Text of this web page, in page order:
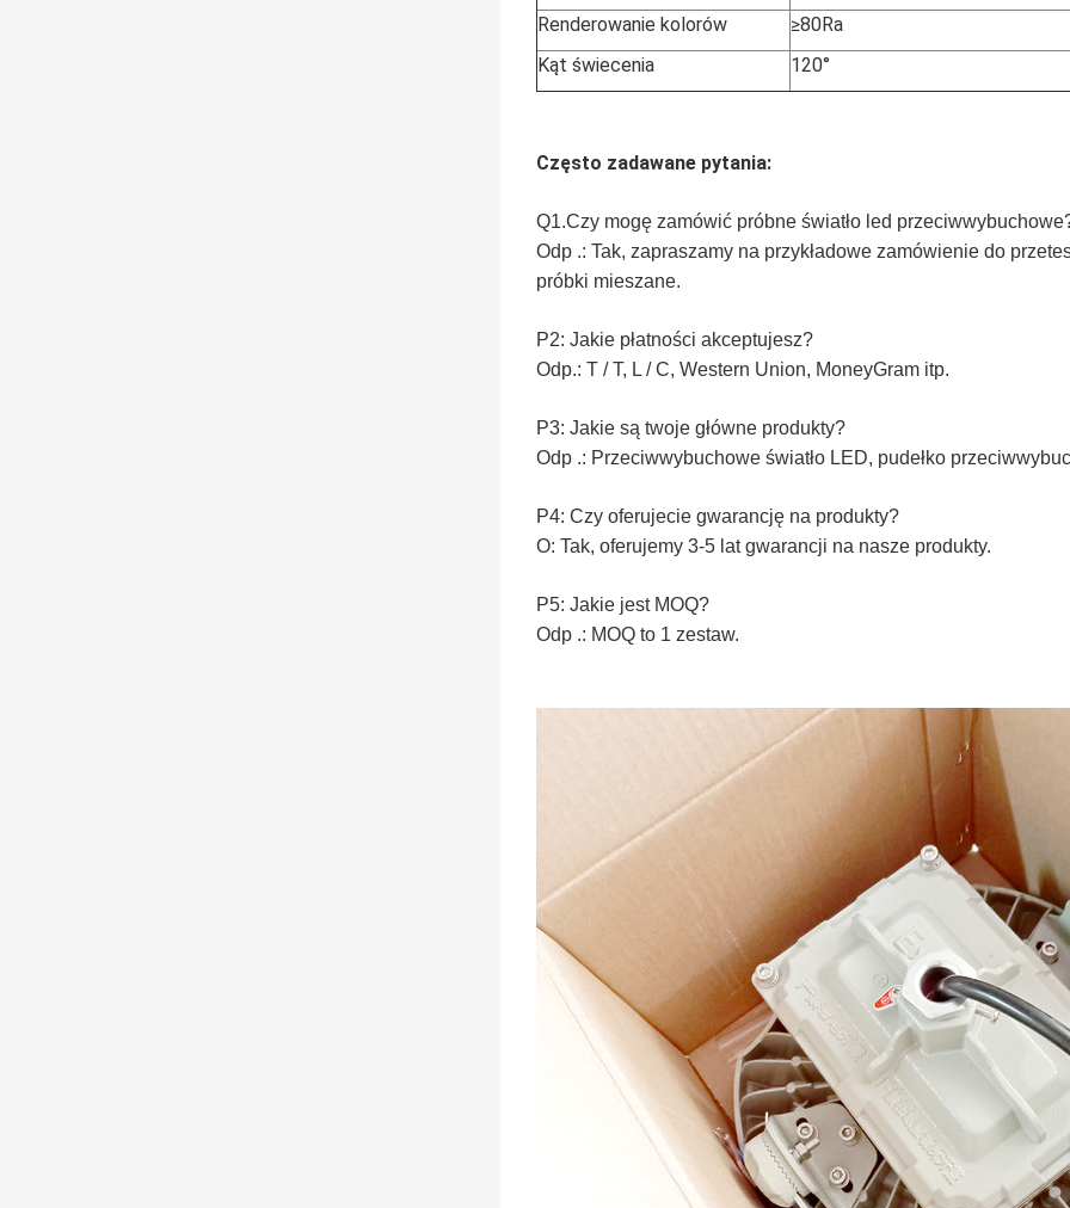
Renderowanie kolorów
≥80Ra
Kąt świecenia
120°
Często zadawane pytania:
Q1.Czy mogę zamówić próbne światło led
Odp .: Tak, zapraszamy na przykładowe zamówienie do
próbki mieszane.
P2: Jakie płatności akceptujesz?
Odp.: T / T, L / C, Western Union, MoneyGram itp.
P3: Jakie są twoje główne produkty?
Odp .: Przeciwwybuchowe światło LED, pudełko
P4: Czy oferujecie gwarancję na produkty?
O: Tak, oferujemy 3-5 lat gwarancji na nasze produkty.
P5: Jakie jest MOQ?
Odp .: MOQ to 1 zestaw.